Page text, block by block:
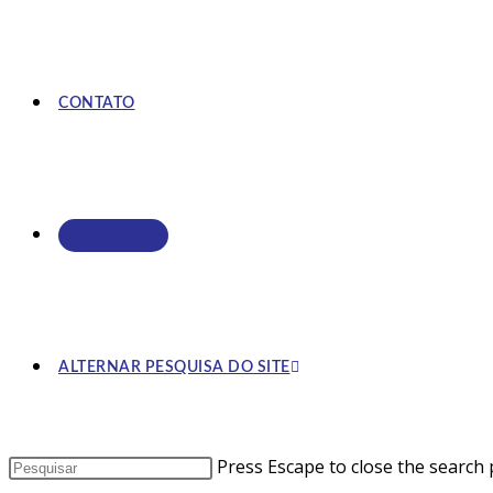
CONTATO
ALTERNAR PESQUISA DO SITE
Press Escape to close the search